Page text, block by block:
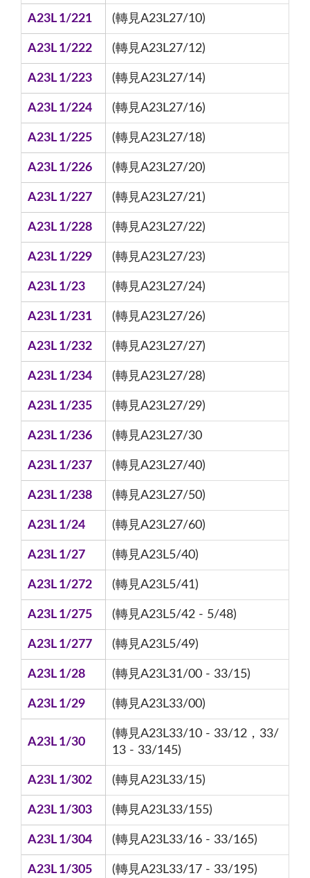
A23L 1/221 (轉見A23L27/10)
A23L 1/222 (轉見A23L27/12)
A23L 1/223 (轉見A23L27/14)
A23L 1/224 (轉見A23L27/16)
A23L 1/225 (轉見A23L27/18)
A23L 1/226 (轉見A23L27/20)
A23L 1/227 (轉見A23L27/21)
A23L 1/228 (轉見A23L27/22)
A23L 1/229 (轉見A23L27/23)
A23L 1/23 (轉見A23L27/24)
A23L 1/231 (轉見A23L27/26)
A23L 1/232 (轉見A23L27/27)
A23L 1/234 (轉見A23L27/28)
A23L 1/235 (轉見A23L27/29)
A23L 1/236 (轉見A23L27/30
A23L 1/237 (轉見A23L27/40)
A23L 1/238 (轉見A23L27/50)
A23L 1/24 (轉見A23L27/60)
A23L 1/27 (轉見A23L5/40)
A23L 1/272 (轉見A23L5/41)
A23L 1/275 (轉見A23L5/42 - 5/48)
A23L 1/277 (轉見A23L5/49)
A23L 1/28 (轉見A23L31/00 - 33/15)
A23L 1/29 (轉見A23L33/00)
A23L 1/30
(轉見A23L33/10 - 33/12，33/
13 - 33/145)
A23L 1/302 (轉見A23L33/15)
A23L 1/303 (轉見A23L33/155)
A23L 1/304 (轉見A23L33/16 - 33/165)
A23L 1/305 (轉見A23L33/17 - 33/195)